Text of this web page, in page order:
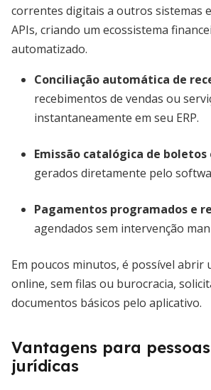
correntes digitais a outros sistemas
APIs, criando um ecossistema
automatizado.
Conciliação automática de
recebimentos de vendas ou
instantaneamente em seu ERP.
Emissão catalógica de boletos
gerados diretamente pelo
Pagamentos programados e
agendados sem intervenção
Em poucos minutos, é possível abrir
online, sem filas ou burocracia,
documentos básicos pelo aplicativo.
Vantagens para
jurídicas